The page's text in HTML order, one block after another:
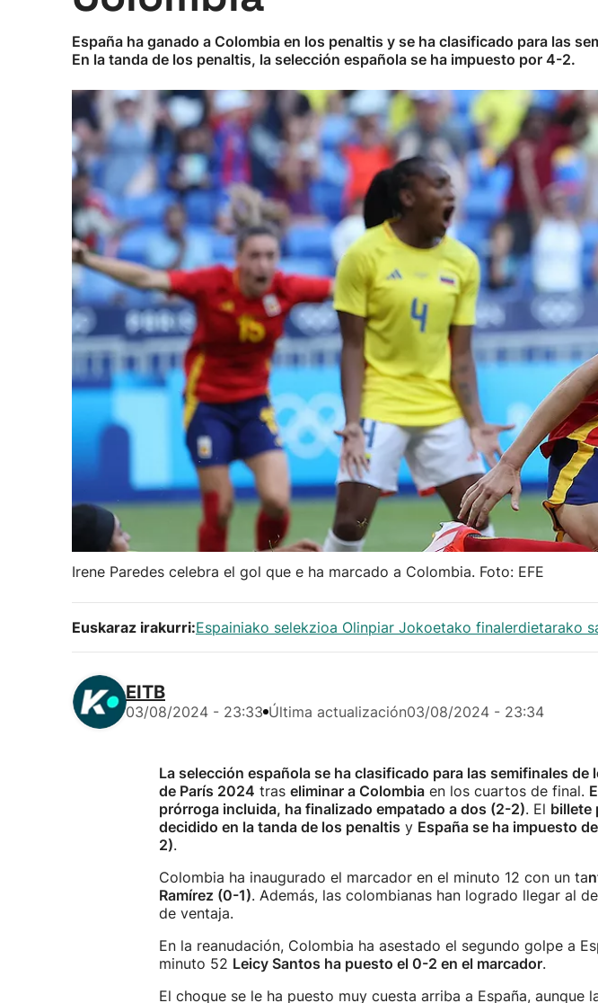
España ha ganado a Colombia en los penaltis y se ha clasificado para las
En la tanda de los penaltis, la selección española se ha impuesto por 4-2.
Irene Paredes celebra el gol que e ha marcado a Colombia. Foto: EFE
Euskaraz irakurri:Espainiako selekzioa Olinpiar Jokoetako finalerdietarako
EITB
03/08/2024 - 23:33 Última actualización03/08/2024 - 23:34
La selección española se ha clasificado para las semifinales de
de París 2024 tras eliminar a Colombia en los cuartos de final.
prórroga incluida, ha finalizado empatado a dos (2-2). El billete
decidido en la tanda de los penaltis y España se ha impuesto
2).
Colombia ha inaugurado el marcador en el minuto 12 con un ta
Ramírez (0-1). Además, las colombianas han logrado llegar al
de ventaja.
En la reanudación, Colombia ha asestado el segundo golpe a
minuto 52 Leicy Santos ha puesto el 0-2 en el marcador.
El choque se le ha puesto muy cuesta arriba a España, aunque